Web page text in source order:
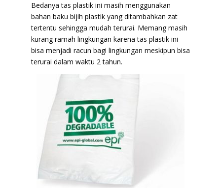
Bedanya tas plastik ini masih menggunakan
bahan baku bijih plastik yang ditambahkan zat
tertentu sehingga mudah terurai. Memang masih
kurang ramah lingkungan karena tas plastik ini
bisa menjadi racun bagi lingkungan meskipun bisa
terurai dalam waktu 2 tahun.